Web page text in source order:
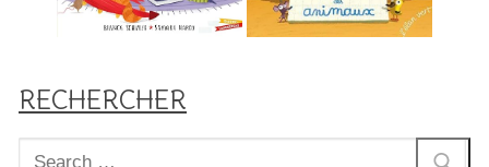
RECHERCHER
Rechercher